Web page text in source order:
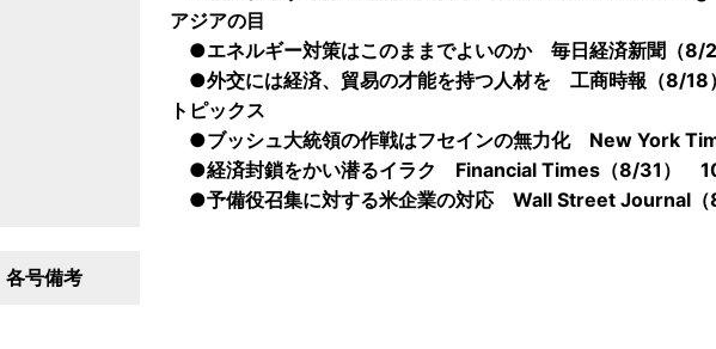
アジアの目
●エネルギー対策はこのままでよいのか 毎日経済新聞（
●外交には経済、貿易の才能を持つ人材を 工商時報（8/
トピックス
●ブッシュ大統領の作戦はフセインの無力化 New York
●経済封鎖をかい潜るイラク Financial Times（8/31）
●予備役召集に対する米企業の対応 Wall Street Journal
各号備考